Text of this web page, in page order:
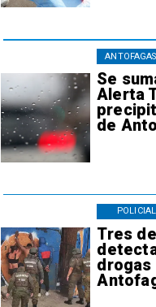
Se
Alerta
de
Tres
drogas
POLICIAL